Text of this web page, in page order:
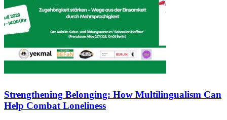
Strengthening Belonging: How Multilingualism Can
Help Combat Loneliness